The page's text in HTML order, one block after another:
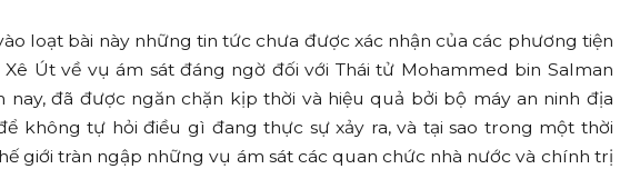
loạt bài này những tin tức chưa được xác nhận của các phương tiện
Út về vụ ám sát đáng ngờ đối với Thái tử Mohammed bin Salman
nay, đã được ngăn chặn kịp thời và hiệu quả bởi bộ máy an ninh địa
không tự hỏi điều gì đang thực sự xảy ra, và tại sao trong một thời
giới tràn ngập những vụ ám sát các quan chức nhà nước và chính trị